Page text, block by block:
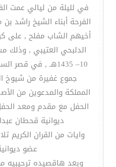
في لليلة من ليالي عمت
الفرحة أبناء الشيخ راشد
أخيهم الشاب مفلح , على
10– 1435هـ , في
جموع غفيرة من شيوخ
المملكة والمدعوين من
الحفل مع مقدم ومعد
ديوانية قحطان
وايات من القران الكريم
عضو
وبعد هاقصيده ترحيبيه